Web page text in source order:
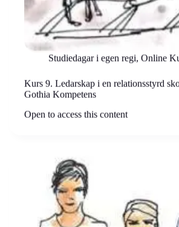
Studiedagar i egen regi, Online
Kurs 9. Ledarskap i en relationsstyrd
Gothia Kompetens
Open to access this content